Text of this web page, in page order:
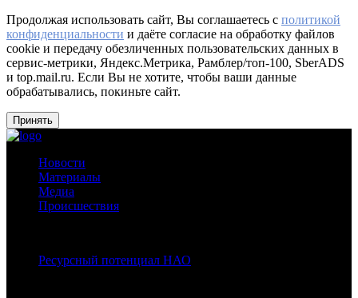
Продолжая использовать сайт, Вы соглашаетесь с политикой
конфиденциальности и даёте согласие на обработку файлов
cookie и передачу обезличенных пользовательских данных в
сервис-метрики, Яндекс.Метрика, Рамблер/топ-100, SberADS
и top.mail.ru. Если Вы не хотите, чтобы ваши данные
обрабатывались, покиньте сайт.
Принять
Новости
Материалы
Медиа
Происшествия
Ресурсный потенциал НАО